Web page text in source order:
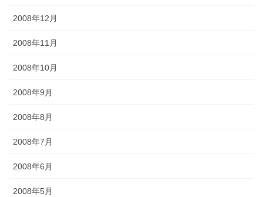
2008年12月
2008年11月
2008年10月
2008年9月
2008年8月
2008年7月
2008年6月
2008年5月